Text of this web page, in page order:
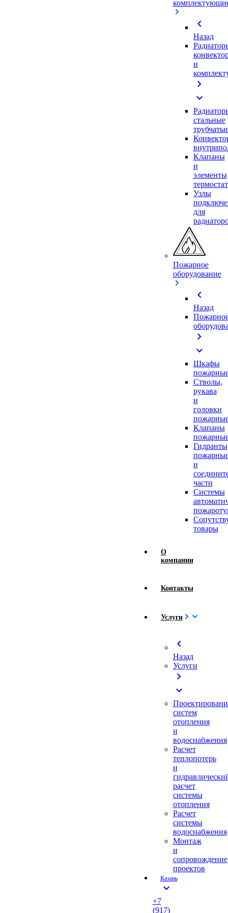
chevron_left
Назад
и
chevron_right
expand_more
стальные
Клапаны
и
элементы
Узлы
для
Пожарное
оборудование
chevron_left
Назад
chevron_right
expand_more
Шкафы
Стволы,
рукава
и
головки
Клапаны
Гидранты
и
части
Системы
товары
О
компании
Контакты
Услуги
chevron_left
Назад
Услуги
chevron_right
expand_more
систем
отопления
и
водоснабжения
Расчет
теплопотерь
и
расчет
системы
отопления
Расчет
системы
водоснабжения
Монтаж
и
сопровождение
проектов
Казань
expand_more
+7
(917)